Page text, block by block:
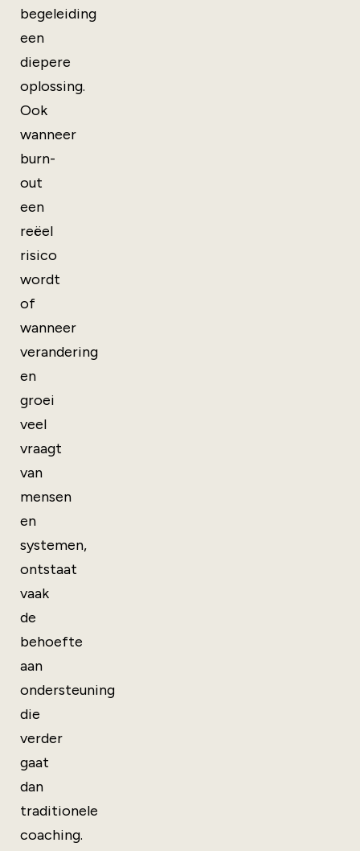
begeleiding
een
diepere
oplossing.
Ook
wanneer
burn-
out
een
reëel
risico
wordt
of
wanneer
verandering
en
groei
veel
vraagt
van
mensen
en
systemen,
ontstaat
vaak
de
behoefte
aan
ondersteuning
die
verder
gaat
dan
traditionele
coaching.